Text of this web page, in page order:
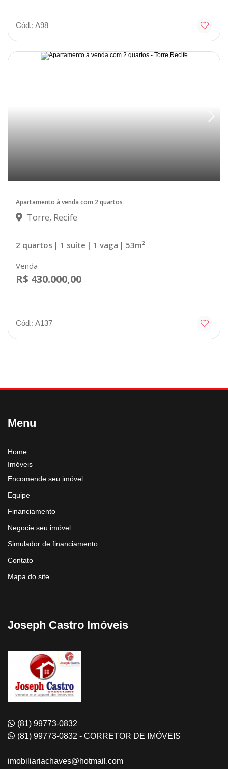
Cód.: A98
Apartamento à venda com 2 quartos
Torre, Recife
2 quartos | 1 suíte | 1 vaga | 53m²
Venda
R$ 430.000,00
Cód.: A137
Menu
Home
Imóveis
Encomende seu imóvel
Equipe
Financiamento
Negocie seu imóvel
Simulador de financiamento
Contato
Mapa do site
Joseph Castro Imóveis
(81) 99773-0832
(81) 99773-0832 - CORRETOR DE IMÓVEIS
imobiliariachaves@hotmail.com